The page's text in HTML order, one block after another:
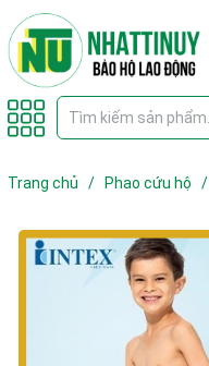
Trang chủ / Phao cứu hộ /